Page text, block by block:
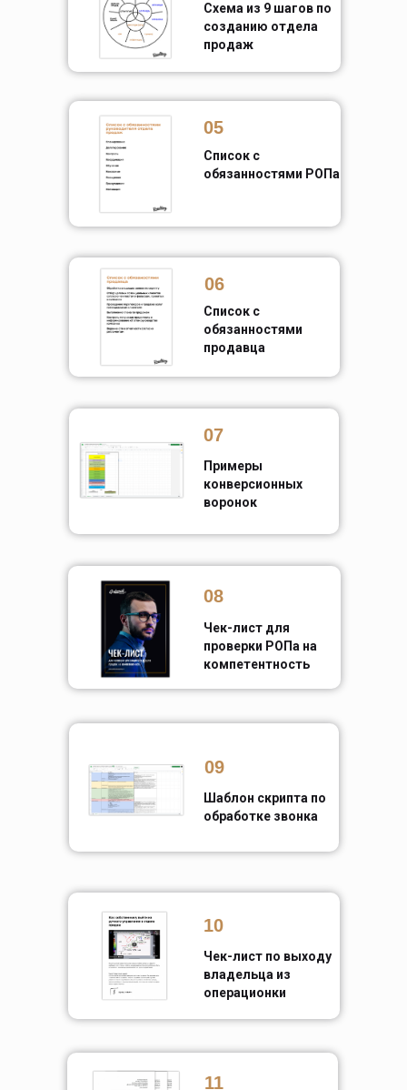
Схема из 9 шагов по
созданию отдела
продаж
05
Список с
обязанностями РОПа
06
Список с
обязанностями
продавца
07
Примеры
конверсионных
воронок
08
Чек-лист для
проверки РОПа на
компетентность
09
Шаблон скрипта по
обработке звонка
10
Чек-лист по выходу
владельца из
операционки
11